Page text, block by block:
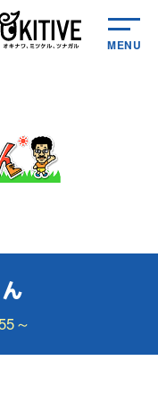
MENU
～